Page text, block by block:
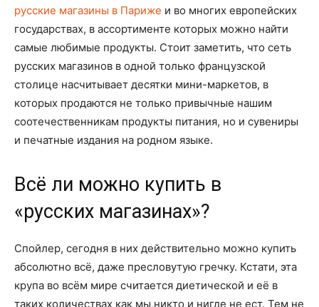
русские магазины в Париже и во многих европейских
государствах, в ассортименте которых можно найти
самые любимые продукты. Стоит заметить, что сеть
русских магазинов в одной только французской
столице насчитывает десятки мини-маркетов, в
которых продаются не только привычные нашим
соотечественникам продукты питания, но и сувениры
и печатные издания на родном языке.
Всё ли можно купить в
«русских магазинах»?
Спойлер, сегодня в них действительно можно купить
абсолютно всё, даже пресловутую гречку. Кстати, эта
крупа во всём мире считается диетической и её в
таких количествах как мы,никто и нигде не ест. Тем не